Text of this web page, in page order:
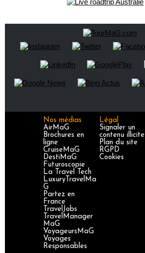
Nos médias
AirMaG
Brochures en
ligne
CruiseMaG
DestiMaG
Futuroscopie
La Travel Tech
LuxuryTravelMa
G
Partez en
France
TravelJobs
TravelManager
MaG
VoyageursMaG
Voyages
Responsables
Légal
Signaler un
contenu illicite
Plan du site
RGPD
Cookies